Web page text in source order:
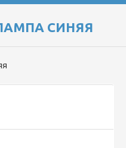
ЛАМПА СИНЯЯ